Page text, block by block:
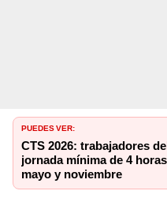
PUEDES VER:
CTS 2026: trabajadores
jornada mínima de 4
mayo y noviembre